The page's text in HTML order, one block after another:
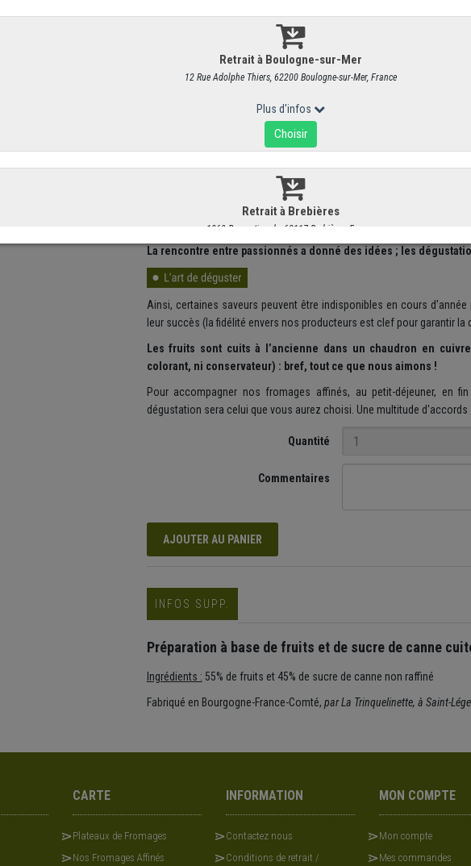
Depuis 2018, c'est Céline Dubreuil qui a pris la suite de Bernard
comme les compotes sont élaborées à partir de matières
Selon les saisons et les fruits, le rythme de travail est
C'est à l'occasion d'un des premiers salons des Coqs d'Or du
Meurville, journaliste gastronomique parmi les plus discrêtes, mais
peine collégien - ont fait la connaissance de Bernard Bérilley... et de
La rencontre entre passionnés a donné des idées ; les
Ainsi, certaines saveurs peuvent être indisponibles en cours
leur succès (la fidélité envers nos producteurs est clef pour garantir la
Les fruits sont cuits à l’ancienne dans un chaudron en
colorant, ni conservateur) : bref, tout ce que nous aimons !
Pour accompagner nos fromages affinés, au petit-déjeuner, en
dégustation sera celui que vous aurez choisi. Une multitude
Quantité
Commentaires
AJOUTER AU PANIER
INFOS SUPP.
Préparation à base de fruits et de sucre de canne
Ingrédients : 55% de fruits et 45% de sucre de canne non raffiné
Fabriqué en Bourgogne-France-Comté, par La Trinquelinette, à Saint-
CARTE
Plateaux de Fromages
Nos Fromages Affinés
INFORMATION
Contactez nous
Conditions de retrait /
MON COMPTE
Mon compte
Mes commandes